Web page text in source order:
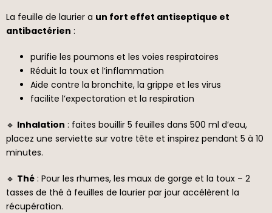
La feuille de laurier a un fort effet antiseptique et
antibactérien :
purifie les poumons et les voies respiratoires
Réduit la toux et l’inflammation
Aide contre la bronchite, la grippe et les virus
facilite l’expectoration et la respiration
🔹 Inhalation : faites bouillir 5 feuilles dans 500 ml d’eau,
placez une serviette sur votre tête et inspirez pendant 5 à 10
minutes.
🔹 Thé : Pour les rhumes, les maux de gorge et la toux – 2
tasses de thé à feuilles de laurier par jour accélèrent la
récupération.